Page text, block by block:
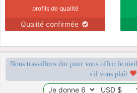
profils de qualité
Qualité confirmée
Nous travaillons dur pour vous offrir le
s'il vous plaît